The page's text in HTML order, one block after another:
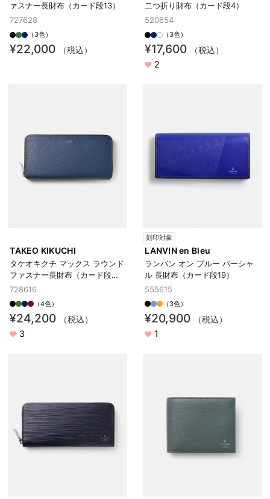
ァスナー長財布（カード段13）
727628
（3色）
¥22,000 （税込）
二つ折り財布（カード段4）
520654
（3色）
¥17,600
（税込）
2
TAKEO KIKUCHI
タケオキクチ マックス ラウンド
ファスナー長財布（カード段
16）
728616
（4色）
¥24,200
（税込）
3
刻印対象
LANVIN en Bleu
ランバン オン ブルー パーシャ
ル 長財布（カード段19）
555615
（3色）
¥20,900
（税込）
1